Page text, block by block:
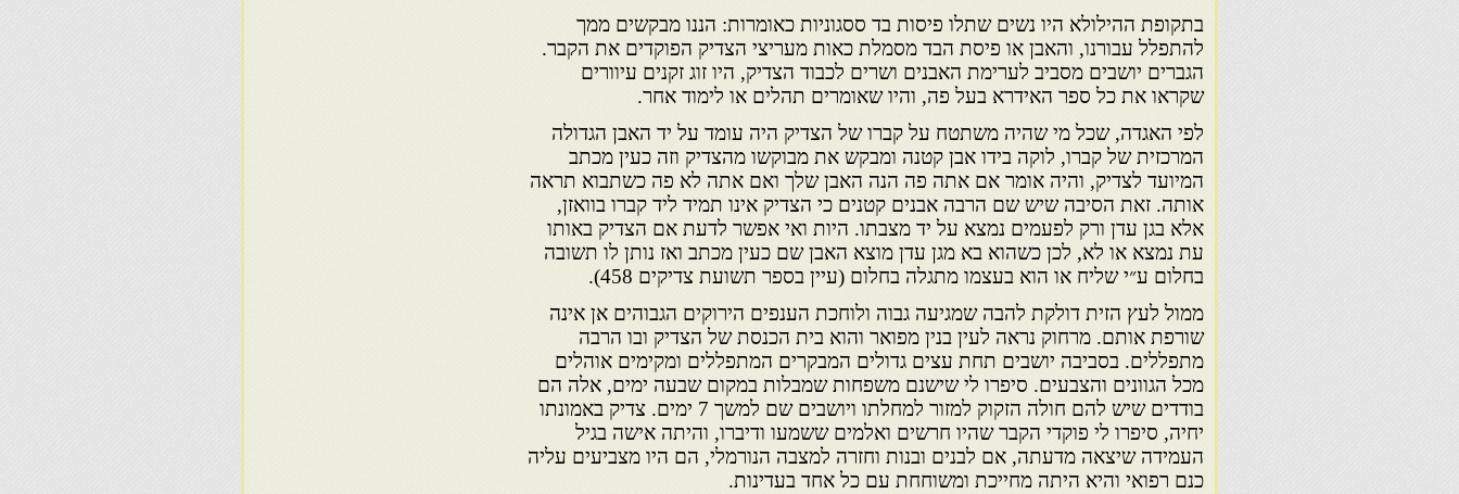
בתקופת ההילולא היו נשים שתלו פיסות בד ססגוניות כאומרות: הננו מבקשים ממך
להתפלל עבורנו, והאבן או פיסת הבד מסמלת כאות מעריצי הצדיק הפוקדים את הקבר.
הגברים יושבים מסביב לערימת האבנים ושרים לכבוד הצדיק, היו זוג זקנים עיוורים
שקראו את כל ספר האידרא בעל פה, והיו שאומרים תהלים או לימוד אחר.
לפי האגדה, שכל מי שהיה משתטח על קברו של הצדיק היה עומד על יד האבן הגדולה
המרכזית של קברו, לוקה בידו אבן קטנה ומבקש את מבוקשו מהצדיק וזה כעין מכתב
המיועד לצדיק, והיה אומר אם אתה פה הנה האבן שלך ואם אתה לא פה כשתבוא תראה
אותה. זאת הסיבה שיש שם הרבה אבנים קטנים כי הצדיק אינו תמיד ליד קברו בוואזן,
אלא בגן עדן ורק לפעמים נמצא על יד מצבתו. היות ואי אפשר לדעת אם הצדיק באותו
עת נמצא או לא, לכן כשהוא בא מגן עדן מוצא האבן שם כעין מכתב ואז נותן לו תשובה
בחלום ע״י שליח או הוא בעצמו מתגלה בחלום (עיין בספר תשועת צדיקים 458).
ממול לעץ הזית דולקת להבה שמגיעה גבוה ולוחכת הענפים הירוקים הגבוהים אן אינה
שורפת אותם. מרחוק נראה לעין בנין מפואר והוא בית הכנסת של הצדיק ובו הרבה
מתפללים. בסביבה יושבים תחת עצים גדולים המבקרים המתפללים ומקימים אוהלים
מכל הגוונים והצבעים. סיפרו לי שישנם משפחות שמבלות במקום שבעה ימים, אלה הם
בודדים שיש להם חולה הזקוק למזור למחלתו ויושבים שם למשך 7 ימים. צדיק באמונתו
יחיה, סיפרו לי פוקדי הקבר שהיו חרשים ואלמים ששמעו ודיברו, והיתה אישה בגיל
העמידה שיצאה מדעתה, אם לבנים ובנות וחזרה למצבה הנורמלי, הם היו מצביעים עליה
כנם רפואי והיא היתה מחייכת ומשוחחת עם כל אחד בעדינות.